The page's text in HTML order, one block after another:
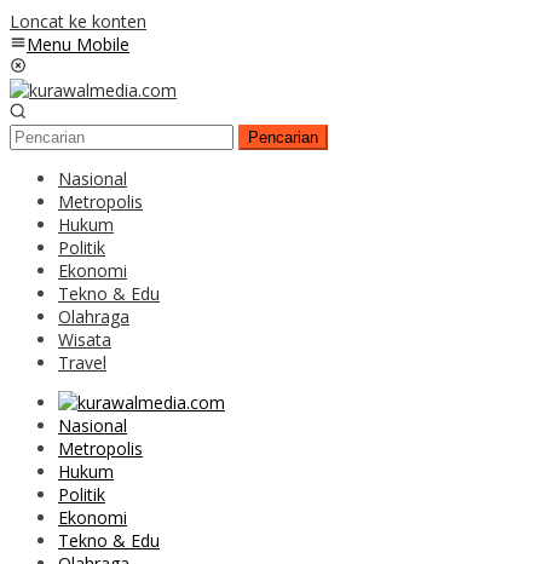
Loncat ke konten
Menu Mobile
Pencarian
Nasional
Metropolis
Hukum
Politik
Ekonomi
Tekno & Edu
Olahraga
Wisata
Travel
Nasional
Metropolis
Hukum
Politik
Ekonomi
Tekno & Edu